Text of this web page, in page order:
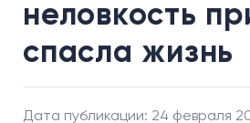
неловкость
спасла жизнь
Дата публикации: 24 февраля